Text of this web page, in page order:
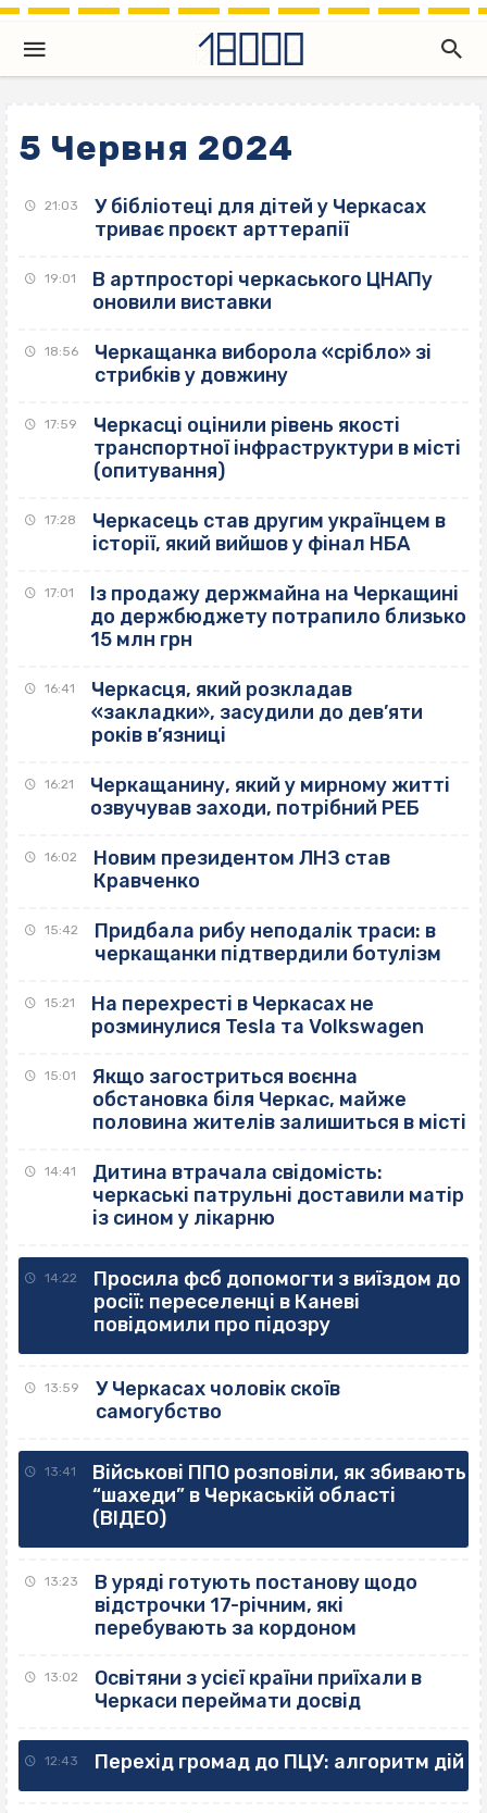
5 Червня 2024
21:03
У бібліотеці для дітей у Черкасах
триває проєкт арттерапії
19:01
В артпросторі черкаського ЦНАПу
оновили виставки
18:56
Черкащанка виборола «срібло» зі
стрибків у довжину
17:59
Черкасці оцінили рівень якості
транспортної інфраструктури в місті
(опитування)
17:28
Черкасець став другим українцем в
історії, який вийшов у фінал НБА
17:01
Із продажу держмайна на Черкащині
до держбюджету потрапило близько
15 млн грн
16:41
Черкасця, який розкладав
«закладки», засудили до дев’яти
років в’язниці
16:21
Черкащанину, який у мирному житті
озвучував заходи, потрібний РЕБ
16:02
Новим президентом ЛНЗ став
Кравченко
15:42
Придбала рибу неподалік траси: в
черкащанки підтвердили ботулізм
15:21
На перехресті в Черкасах не
розминулися Tesla та Volkswagen
15:01
Якщо загостриться воєнна
обстановка біля Черкас, майже
половина жителів залишиться в місті
14:41
Дитина втрачала свідомість:
черкаські патрульні доставили матір
із сином у лікарню
14:22
Просила фсб допомогти з виїздом до
росії: переселенці в Каневі
повідомили про підозру
13:59
У Черкасах чоловік скоїв
самогубство
13:41
Військові ППО розповіли, як збивають
“шахеди” в Черкаській області
(ВІДЕО)
13:23
В уряді готують постанову щодо
відстрочки 17-річним, які
перебувають за кордоном
13:02
Освітяни з усієї країни приїхали в
Черкаси переймати досвід
12:43 Перехід громад до ПЦУ: алгоритм дій